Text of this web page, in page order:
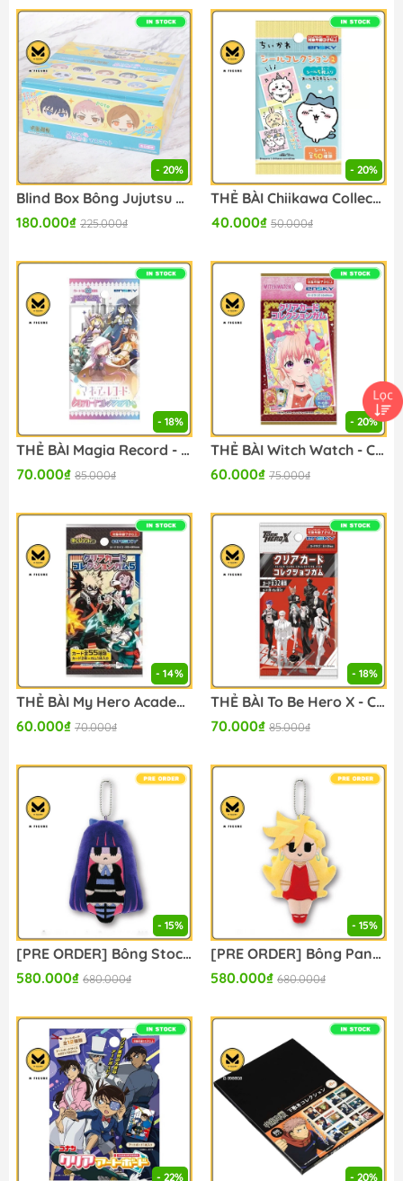
- 20%
Blind Box Bông Jujutsu Kaisen Omanju Nigi Nigi Mascot - Plushie Series (Ensky) BÔNG CHÍNH HÃNG
180.000₫ 225.000₫
- 20%
THẺ BÀI Chiikawa Collecting Sticker Stamp Vol2 - Stickers Collection (Ensky) PACK CARD CHÍNH HÃNG
40.000₫ 50.000₫
- 18%
THẺ BÀI Magia Record - Clear Cards Collection (Ensky) PACK CARD CHÍNH HÃNG
70.000₫ 85.000₫
- 20%
THẺ BÀI Witch Watch - Clear Cards Collection (Ensky) PACK CARD CHÍNH HÃNG
60.000₫ 75.000₫
- 14%
THẺ BÀI My Hero Academia - Clear Card Collection - (Ensky) PACK CARD CHÍNH HÃNG
60.000₫ 70.000₫
- 18%
THẺ BÀI To Be Hero X - Clear Card Collection Gum - Trading Card (Ensky) PACK CARD CHÍNH HÃNG
70.000₫ 85.000₫
- 15%
[PRE ORDER] Bông Stocking Anarchy - New Panty & Stocking with Garterbelt - Plush Mascot (Ensky) Plushie CHÍNH HÃNG
580.000₫ 680.000₫
- 15%
[PRE ORDER] Bông Panty Anarchy - New Panty & Stocking with Garterbelt - Plush Mascot (Ensky) Plushie CHÍNH HÃNG
580.000₫ 680.000₫
- 22% - 20%